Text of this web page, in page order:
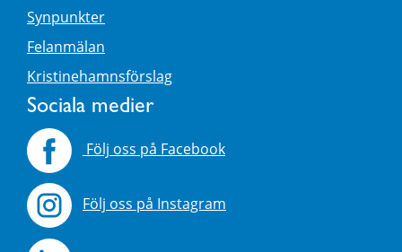
Synpunkter
Felanmälan
Kristinehamnsförslag
Sociala medier
Följ oss på Facebook
Följ oss på Instagram